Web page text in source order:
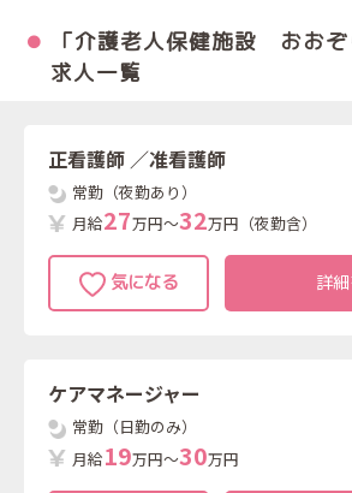
「介護老人保健施設 おおぞ
求人一覧
正看護師 ／准看護師
常勤（夜勤あり）
月給27万円～32万円（夜勤含）
詳
ケアマネージャー
常勤（日勤のみ）
月給19万円～30万円